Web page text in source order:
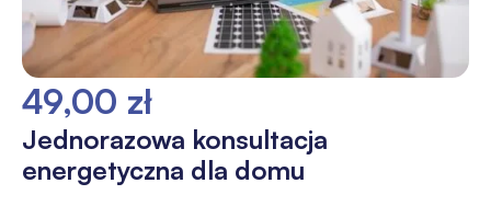
49,00 zł
Jednorazowa konsultacja
energetyczna dla domu